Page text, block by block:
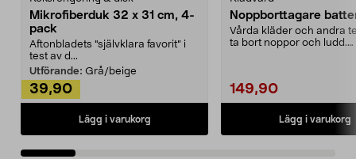
Mikrofiberduk 32 x 31 cm, 4-
pack
Aftonbladets "självklara favorit” i
test av d...
Utförande: Grå/beige
39,90
Lägg i varukorg
Noppborttagare
Vårda kläder och andra
ta bort noppor och ludd.
149,90
Lägg i varukorg